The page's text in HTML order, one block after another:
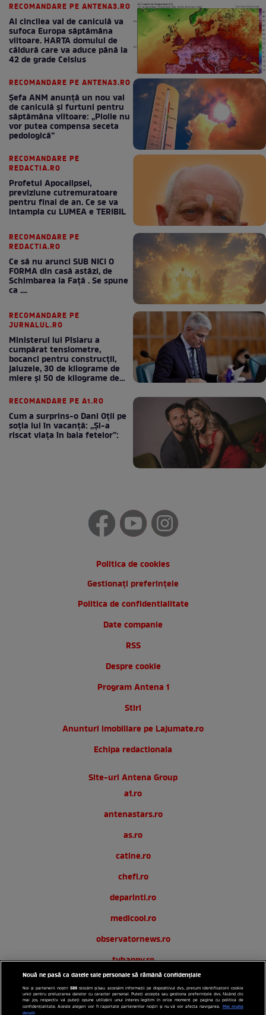
RECOMANDARE PE ANTENA3.RO
Al cincilea val de caniculă va
sufoca Europa săptămâna
viitoare. HARTA domului de
căldură care va aduce până la
42 de grade Celsius
RECOMANDARE PE ANTENA3.RO
Șefa ANM anunță un nou val
de caniculă și furtuni pentru
săptămâna viitoare: „Ploile nu
vor putea compensa seceta
pedologică”
RECOMANDARE PE
REDACTIA.RO
Profetul Apocalipsei,
previziune cutremuratoare
pentru final de an. Ce se va
intampla cu LUMEA e TERIBIL
RECOMANDARE PE
REDACTIA.RO
Ce să nu arunci SUB NICI O
FORMA din casă astăzi, de
Schimbarea la Față . Se spune
ca ....
RECOMANDARE PE
JURNALUL.RO
Ministerul lui Pîslaru a
cumpărat tensiometre,
bocanci pentru construcții,
jaluzele, 30 de kilograme de
miere și 50 de kilograme de
RECOMANDARE PE A1.RO
Cum a surprins-o Dani Oțil pe
soția lui în vacanță: „Și-a
riscat viața în baia fetelor”:
Politica de cookies
Gestionați preferințele
Politica de confidentialitate
Date companie
RSS
Despre cookie
Program Antena 1
Stiri
Anunturi imobiliare pe Lajumate.ro
Echipa redactionala
Site-uri Antena Group
a1.ro
antenastars.ro
as.ro
catine.ro
chefi.ro
deparinti.ro
medicool.ro
observatornews.ro
tvhappy.ro
useit.ro
zutv.ro
Nouă ne pasă ca datele tale personale să rămână confidențiale
Noi și partenerii noștri589 stocăm și/sau accesăm informații pe dispozitivul dvs., precum identificatorii cookie
unici pentru prelucrarea datelor cu caracter personal. Puteți accepta sau gestiona preferințele dvs. făcând clic
mai jos, respectiv vă puteți opune utilizării unui interes legitim în orice moment pe pagina cu politica de
confidențialitate. Aceste alegeri vor fi raportate partenerilor noștri și nu vă vor afecta navigarea. Mai multe
detalii